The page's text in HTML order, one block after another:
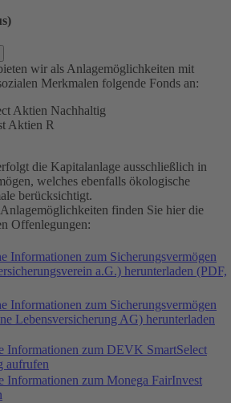
wir als Anlagemöglichkeiten mit
Merkmalen folgende Fonds an:
Aktien Nachhaltig
Aktien R
die Kapitalanlage ausschließlich in
welches ebenfalls ökologische
berücksichtigt.
finden Sie hier die
Offenlegungen:
Informationen zum Sicherungsvermögen
a.G.) herunterladen (PDF,
Informationen zum Sicherungsvermögen
Lebensversicherung AG) herunterladen
Informationen zum DEVK SmartSelect
aufrufen
Informationen zum Monega FairInvest